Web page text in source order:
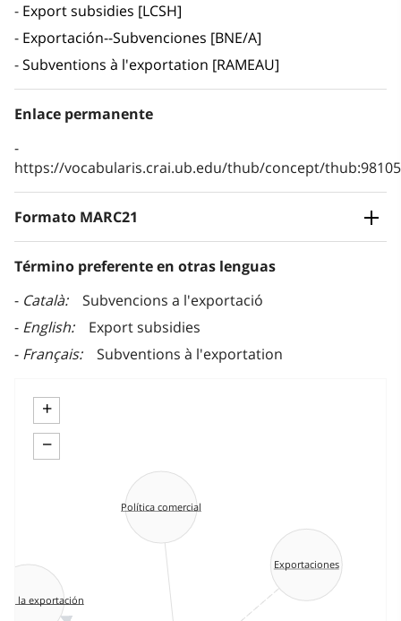
Export subsidies [LCSH]
Exportación--Subvenciones [BNE/A]
Subventions à l'exportation [RAMEAU]
Enlace permanente
https://vocabularis.crai.ub.edu/thub/concept/
Formato MARC21
Término preferente en otras lenguas
Català
Subvencions a l'exportació
English
Export subsidies
Français
Subventions à l'exportation
+
−
Exportaciones
Política comercial
a la exportación